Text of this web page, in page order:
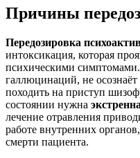
Причины
Передозировка
интоксикация, которая
психическими симптомами.
галлюцинаций, не
походить на приступ
состоянии нужна
лечение отравления
работе внутренних
смерти пациента.